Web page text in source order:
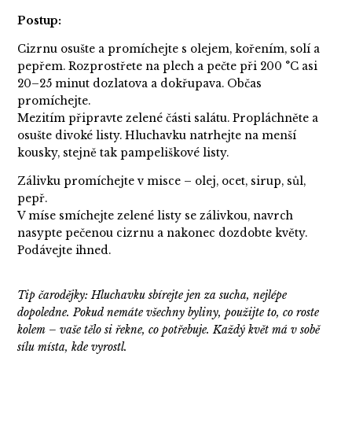
Postup:
Cizrnu osušte a promíchejte s olejem, kořením, solí a
pepřem. Rozprostřete na plech a pečte při 200 °C asi
20–25 minut dozlatova a dokřupava. Občas
promíchejte.
Mezitím připravte zelené části salátu. Propláchněte a
osušte divoké listy. Hluchavku natrhejte na menší
kousky, stejně tak pampeliškové listy.
Zálivku promíchejte v misce – olej, ocet, sirup, sůl,
pepř.
V míse smíchejte zelené listy se zálivkou, navrch
nasypte pečenou cizrnu a nakonec dozdobte květy.
Podávejte ihned.
Tip čarodějky: Hluchavku sbírejte jen za sucha, nejlépe
dopoledne. Pokud nemáte všechny byliny, použijte to, co roste
kolem – vaše tělo si řekne, co potřebuje. Každý květ má v sobě
sílu místa, kde vyrostl.